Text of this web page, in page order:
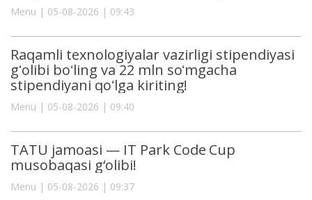
Menu | 05-08-2026 | 09:43
Raqamli texnologiyalar vazirligi stipendiyasi
gʻolibi boʻling va 22 mln soʻmgacha
stipendiyani qoʻlga kiriting!
Menu | 05-08-2026 | 09:40
TATU jamoasi — IT Park Code Cup
musobaqasi g‘olibi!
Menu | 05-08-2026 | 09:37